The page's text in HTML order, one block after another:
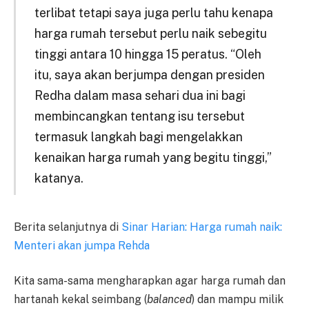
terlibat tetapi saya juga perlu tahu kenapa
harga rumah tersebut perlu naik sebegitu
tinggi antara 10 hingga 15 peratus. “Oleh
itu, saya akan berjumpa dengan presiden
Redha dalam masa sehari dua ini bagi
membincangkan tentang isu tersebut
termasuk langkah bagi mengelakkan
kenaikan harga rumah yang begitu tinggi,”
katanya.
Berita selanjutnya di Sinar Harian: Harga rumah naik:
Menteri akan jumpa Rehda
Kita sama-sama mengharapkan agar harga rumah dan
hartanah kekal seimbang (balanced) dan mampu milik